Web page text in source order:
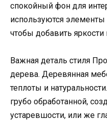
спокойный фон для
используются
чтобы добавить
Важная деталь стиля
дерева. Деревянная
теплоты и
грубо обработанной,
устаревшости, или же